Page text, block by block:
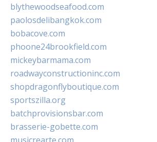
blythewoodseafood.com
paolosdelibangkok.com
bobacove.com
phoone24brookfield.com
mickeybarmama.com
roadwayconstructioninc.com
shopdragonflyboutique.com
sportszilla.org
batchprovisionsbar.com
brasserie-gobette.com